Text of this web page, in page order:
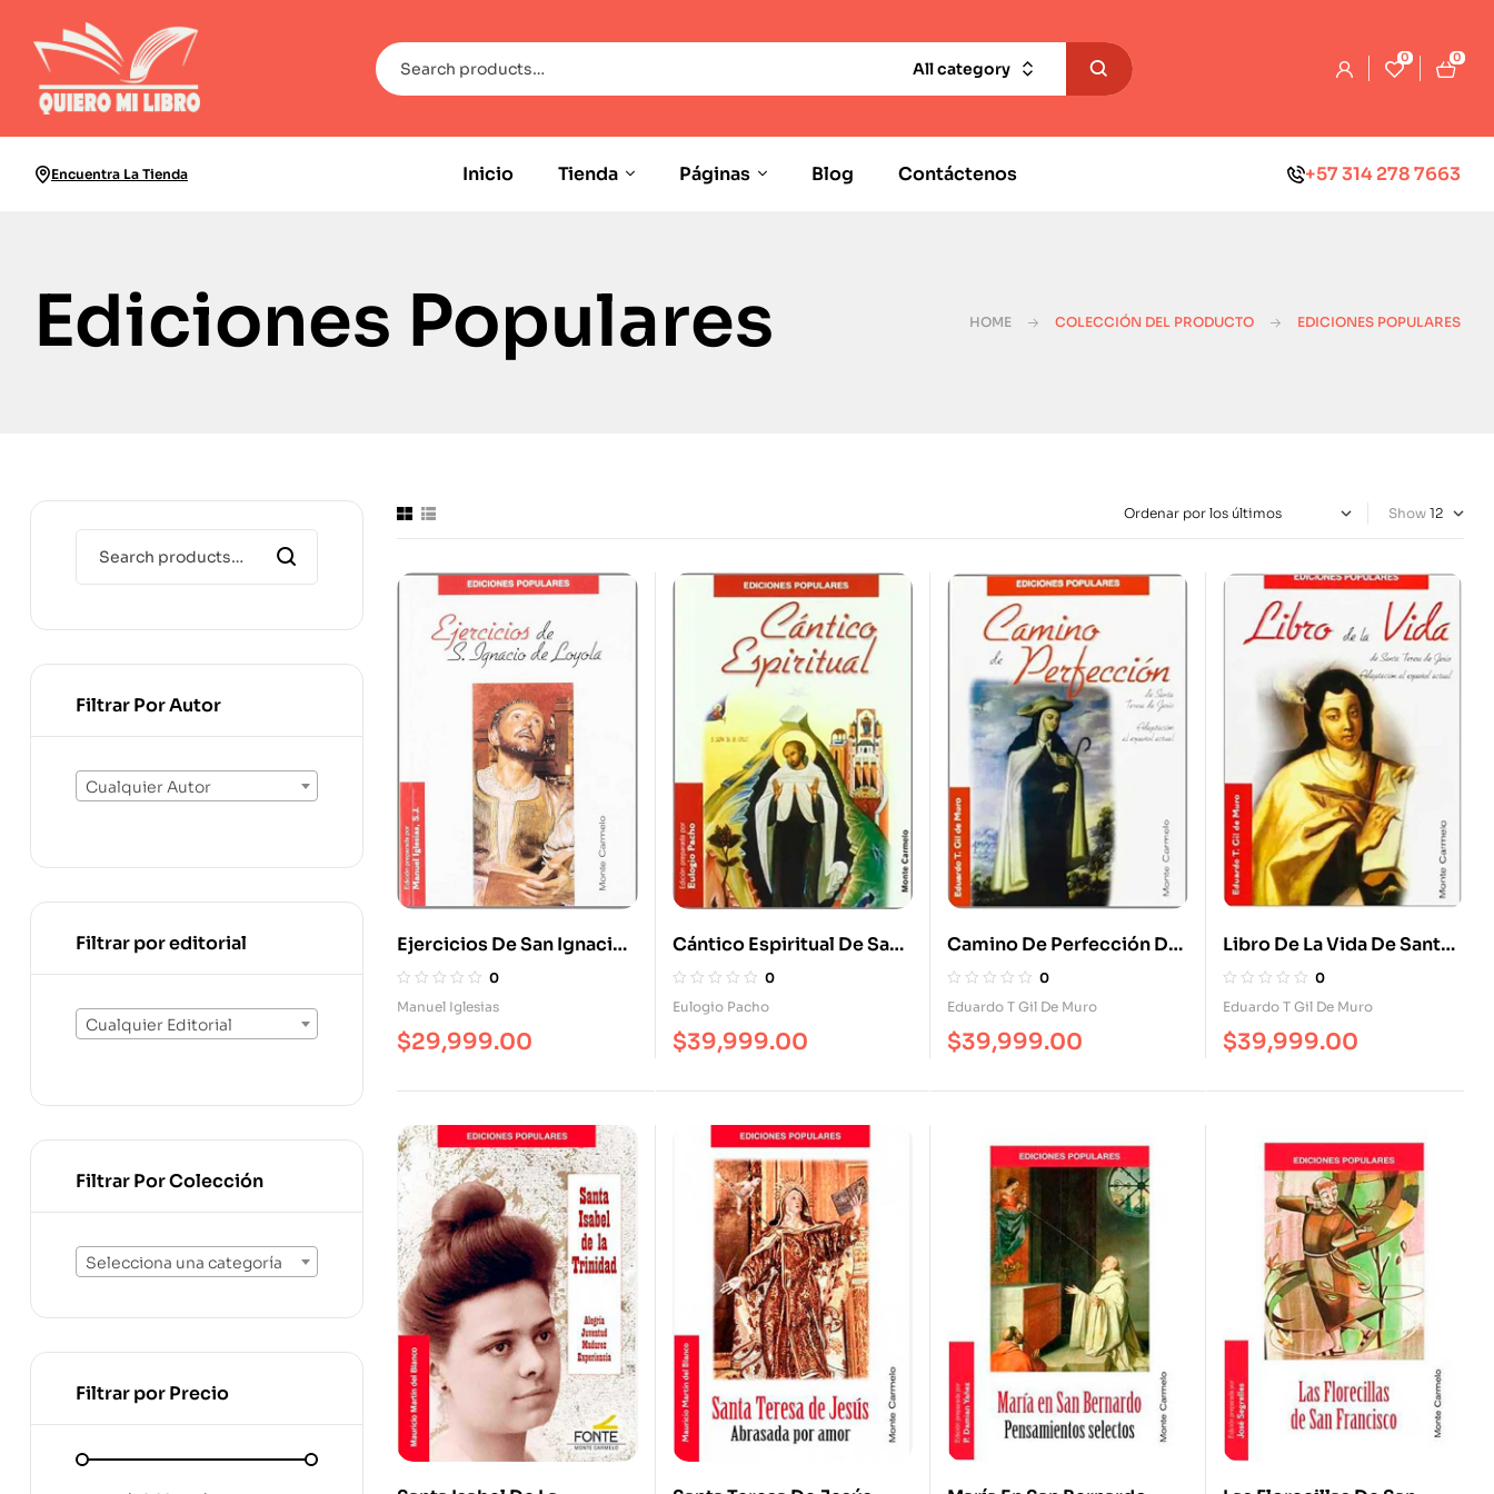
All category
0 0
Encuentra La Tienda Inicio Tienda Páginas Blog Contáctenos +57 314 278 7663
Ediciones Populares HOME COLECCIÓN DEL PRODUCTO EDICIONES POPULARES
Show
Ejercicios De San Ignacio
De Loyola 0
Manuel Iglesias
$29,999.00
Cántico Espiritual De San
Juan De La Cruz
0
Eulogio Pacho
$39,999.00
Camino De Perfección De
Santa Teresa De Jesús
0
Eduardo T Gil De Muro
$39,999.00
Libro De La Vida De Santa
Teresa De Jesús
0
Eduardo T Gil De Muro
$39,999.00
Filtrar Por Autor
Cualquier Autor
Filtrar por editorial
Cualquier Editorial
Filtrar Por Colección
Selecciona una categoría
Filtrar por Precio